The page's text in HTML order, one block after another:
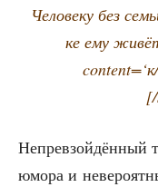
Чело­ве­ку без
ке ему
Непре­взой­дён­ный
юмо­ра и